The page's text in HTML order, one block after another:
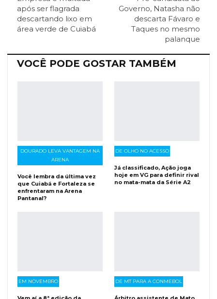
ReddIt
Facebook Messenger Viber O email
após ser flagrada
descartando lixo em
área verde de Cuiabá
Governo, Natasha não
descarta Fávaro e
Taques no mesmo
palanque
VOCÊ PODE GOSTAR TAMBÉM
DOURADO LEVA VANTAGEM NA
ARENA
Você lembra da última vez
que Cuiabá e Fortaleza se
enfrentaram na Arena
Pantanal?
DE OLHO NO ACESSO
Já classificado, Ação joga
hoje em VG para definir rival
no mata-mata da Série A2
EM NOVEMBRO DE MT PARA A CONMEBOL